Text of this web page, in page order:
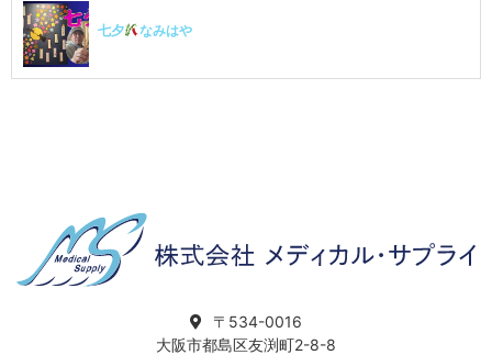
七夕 なみはや
〒534-0016
大阪市都島区友渕町2-8-8